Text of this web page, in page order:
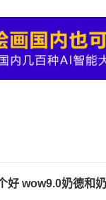
好 wow9.0奶德和